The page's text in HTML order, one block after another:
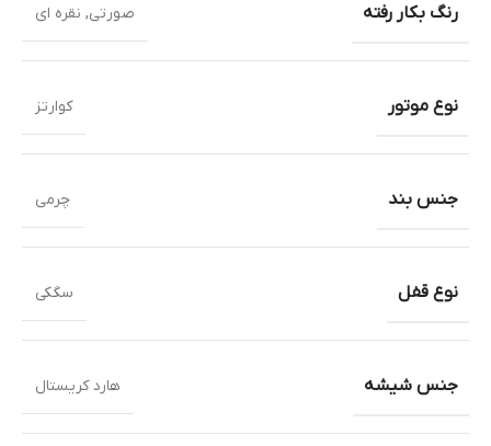
رنگ بکار رفته صورتی, نقره ای
نوع موتور کوارتز
جنس بند چرمی
نوع قفل سگکی
جنس شیشه هارد کریستال